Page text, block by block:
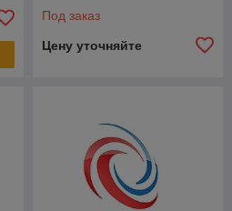
Под заказ
Цену уточняйте